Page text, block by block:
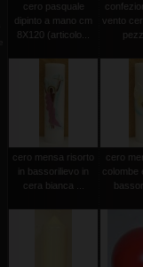
cero pasquale
dipinto a mano cm
8X120 (articolo...
vento
cero mensa risorto
in bassorilievo in
cera bianca ...
cero
colombe